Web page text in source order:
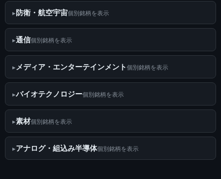
防衛・航空宇宙個別銘柄を表示
通信個別銘柄を表示
メディア・エンターテインメント 個別銘柄を表示
バイオテクノロジー個別銘柄を表示
素材個別銘柄を表示
アナログ・組込み半導体個別銘柄を表示